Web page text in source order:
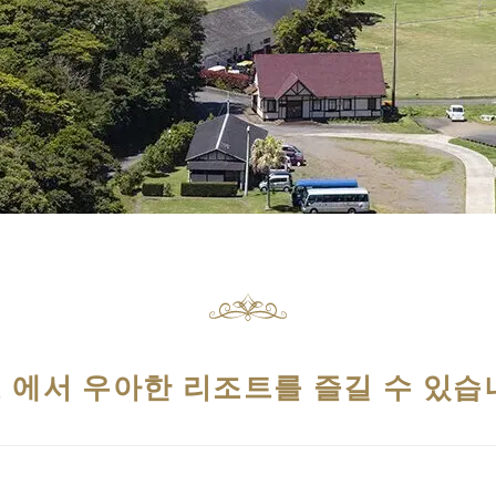
에서 우아한 리조트를 즐길 수 있습